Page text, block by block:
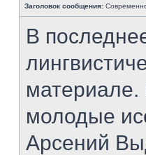
Заголовок сообщения:
В
материале.
молодые
Арсений